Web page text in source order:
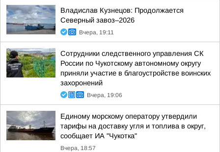
Владислав Кузнецов: Продолжается
Северный завоз–2026
Вчера, 19:11
Сотрудники следственного управления СК
России по Чукотскому автономному округу
приняли участие в благоустройстве воинских
захоронений
Вчера, 19:06
Единому морскому оператору утвердили
тарифы на доставку угля и топлива в округ,
сообщает ИА "Чукотка"
Вчера, 18:57